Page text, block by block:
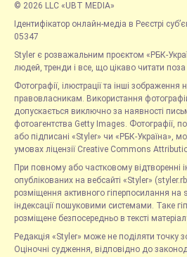
© 2026 LLC «UBT MEDIA»
Ідентифікатор онлайн-медіа в Реєстрі
05347
Styler є розважальним проєктом «РБК-
людей, тренди і все, що цікаво читати
Фотографії, ілюстрації та інші зображення
правовласникам. Використання
допускається виключно за наявності
фотоагентства Getty Images. Фотографії,
або підписані «Styler» чи «РБК-Україна»,
умовах ліцензії Creative Commons
При повному або частковому відтворенні
опублікованих на вебсайті «Styler»
розміщення активного гіперпосилання на
індексації пошуковими системами. Таке
розміщене безпосередньо в тексті
Редакція «Styler» може не поділяти точку
Оціночні судження, відповідно до